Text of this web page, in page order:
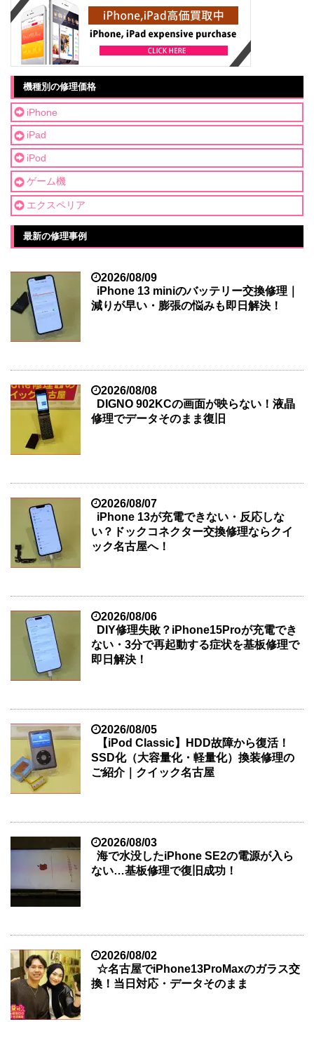
機種別の修理価格
iPhone
iPad
iPod
ゲーム機
エクスペリア
最新の修理事例
2026/08/09
iPhone 13 miniのバッテリー交換修理｜
減りが早い・膨張の悩みも即日解決！
2026/08/08
DIGNO 902KCの画面が映らない！液晶
修理でデータそのまま復旧
2026/08/07
iPhone 13が充電できない・反応しな
い？ドックコネクター交換修理ならクイ
ック名古屋へ！
2026/08/06
DIY修理失敗？iPhone15Proが充電でき
ない・3分で再起動する症状を基板修理で
即日解決！
2026/08/05
【iPod Classic】HDD故障から復活！
SSD化（大容量化・軽量化）換装修理の
ご紹介｜クイック名古屋
2026/08/03
海で水没したiPhone SE2の電源が入ら
ない…基板修理で復旧成功！
2026/08/02
☆名古屋でiPhone13ProMaxのガラス交
換！当日対応・データそのまま